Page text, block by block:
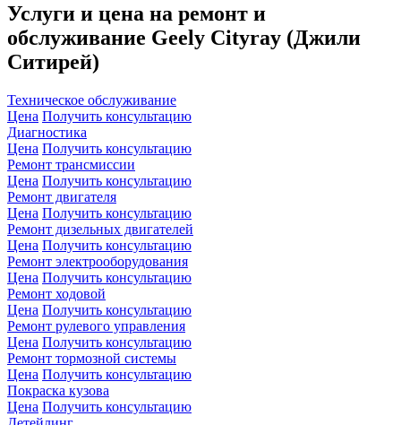
Услуги и цена на ремонт и
обслуживание Geely Cityray (Джили
Ситирей)
Техническое обслуживание
Цена Получить консультацию
Диагностика
Цена Получить консультацию
Ремонт трансмиссии
Цена Получить консультацию
Ремонт двигателя
Цена Получить консультацию
Ремонт дизельных двигателей
Цена Получить консультацию
Ремонт электрооборудования
Цена Получить консультацию
Ремонт ходовой
Цена Получить консультацию
Ремонт рулевого управления
Цена Получить консультацию
Ремонт тормозной системы
Цена Получить консультацию
Покраска кузова
Цена Получить консультацию